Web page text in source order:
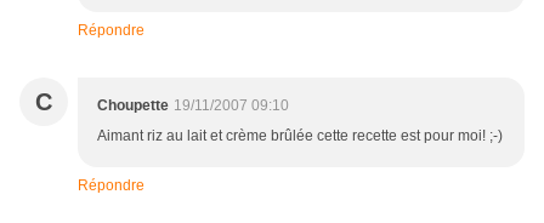
Répondre
C Choupette 19/11/2007 09:10
Aimant riz au lait et crème brûlée cette recette est pour moi! ;-)
Répondre